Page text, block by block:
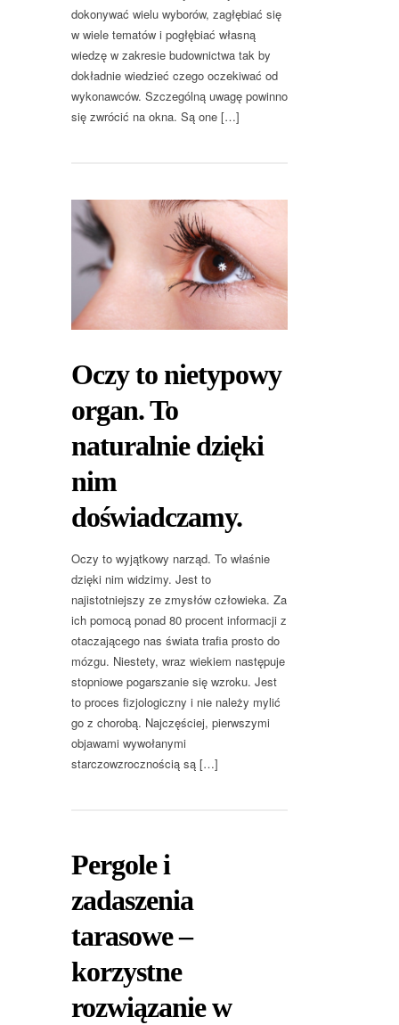
dokonywać wielu wyborów, zagłębiać się
w wiele tematów i pogłębiać własną
wiedzę w zakresie budownictwa tak by
dokładnie wiedzieć czego oczekiwać od
wykonawców. Szczególną uwagę powinno
się zwrócić na okna. Są one […]
Oczy to nietypowy
organ. To
naturalnie dzięki
nim
doświadczamy.
Oczy to wyjątkowy narząd. To właśnie
dzięki nim widzimy. Jest to
najistotniejszy ze zmysłów człowieka. Za
ich pomocą ponad 80 procent informacji z
otaczającego nas świata trafia prosto do
mózgu. Niestety, wraz wiekiem następuje
stopniowe pogarszanie się wzroku. Jest
to proces fizjologiczny i nie należy mylić
go z chorobą. Najczęściej, pierwszymi
objawami wywołanymi
starczowzrocznością są […]
Pergole i
zadaszenia
tarasowe –
korzystne
rozwiązanie w